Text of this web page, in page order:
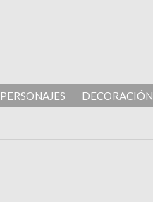
PERSONAJES DECORACIÓN